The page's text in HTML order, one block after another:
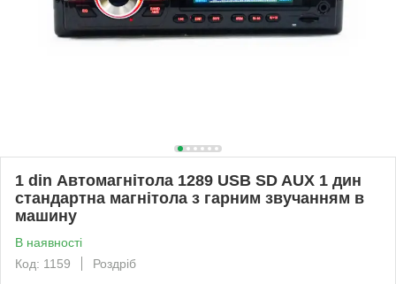
1 din Автомагнітола 1289 USB SD AUX 1 дин
стандартна магнітола з гарним звучанням в
машину
В наявності
Код: 1159
Роздріб